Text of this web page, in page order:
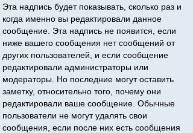
Эта надпись будет показывать, сколько раз и
когда именно вы редактировали данное
сообщение. Эта надпись не появится, если
ниже вашего сообщения нет сообщений от
других пользователей, и если сообщение
редактировали администраторы или
модераторы. Но последние могут оставить
заметку, относительно того, почему они
редактировали ваше сообщение. Обычные
пользователи не могут удалять свои
сообщения, если после них есть сообщения